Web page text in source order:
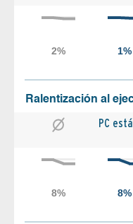
Ralentización al
PC